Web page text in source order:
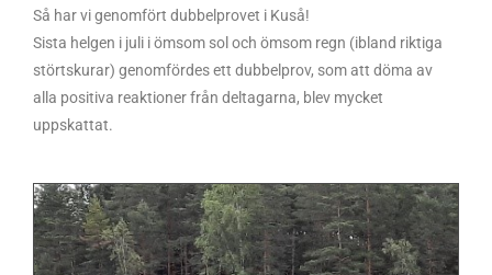
Så har vi genomfört dubbelprovet i Kuså!
Sista helgen i juli i ömsom sol och ömsom regn (ibland riktiga
störtskurar) genomfördes ett dubbelprov, som att döma av
alla positiva reaktioner från deltagarna, blev mycket
uppskattat.